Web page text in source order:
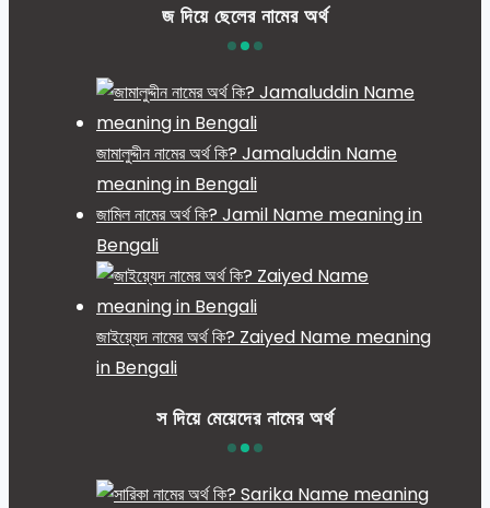
জ দিয়ে ছেলের নামের অর্থ
জামালুদ্দীন নামের অর্থ কি? Jamaluddin Name
meaning in Bengali
জামিল নামের অর্থ কি? Jamil Name meaning in
Bengali
জাইয়্যেদ নামের অর্থ কি? Zaiyed Name meaning
in Bengali
স দিয়ে মেয়েদের নামের অর্থ